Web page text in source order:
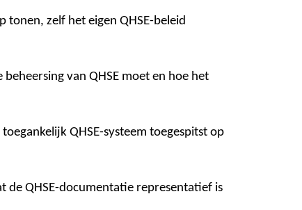
zelf het eigen QHSE-beleid
van QHSE moet en hoe het
QHSE-systeem toegespitst op
de QHSE-documentatie representatief is